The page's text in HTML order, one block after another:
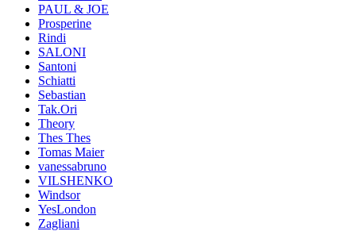
PAUL & JOE
Prosperine
Rindi
SALONI
Santoni
Schiatti
Sebastian
Tak.Ori
Theory
Thes Thes
Tomas Maier
vanessabruno
VILSHENKO
Windsor
YesLondon
Zagliani